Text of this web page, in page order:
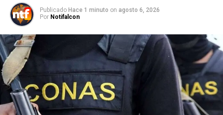
Publicado Hace 1 minuto on agosto 6, 2026
Por Notifalcon